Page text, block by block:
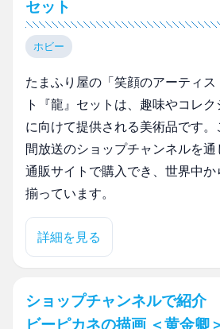
セット
ホビー
たまふり屋の「笑顔のアーティス
ト『龍』セットは、趣味やコレ
に向けて提供される美術品です
間放送のショップチャンネルを
通販サイトで購入でき、世界中
揃っています。
詳細を見る
ショップチャンネルで紹介
ビーピカネの描画 ＜黄金卿